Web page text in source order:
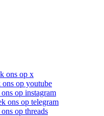
ons op x
ons op youtube
op instagram
ons op telegram
op threads